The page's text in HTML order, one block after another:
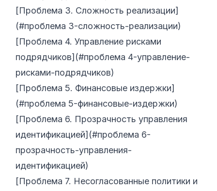
[Проблема 3. Сложность реализации]
(#проблема 3-сложность-реализации)
[Проблема 4. Управление рисками
подрядчиков](#проблема 4-управление-
рисками-подрядчиков)
[Проблема 5. Финансовые издержки]
(#проблема 5-финансовые-издержки)
[Проблема 6. Прозрачность управления
идентификацией](#проблема 6-
прозрачность-управления-
идентификацией)
[Проблема 7. Несогласованные политики и